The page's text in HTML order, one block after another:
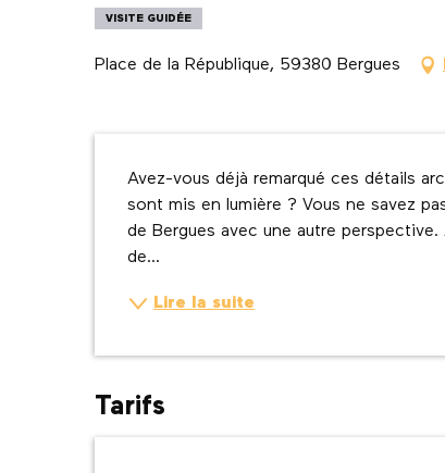
VISITE GUIDÉE
Place de la République, 59380 Bergues
Description
Avez-vous déjà remarqué ces détails
sont mis en lumière ? Vous ne savez
de Bergues avec une autre
de...
Lire la suite
Tarifs